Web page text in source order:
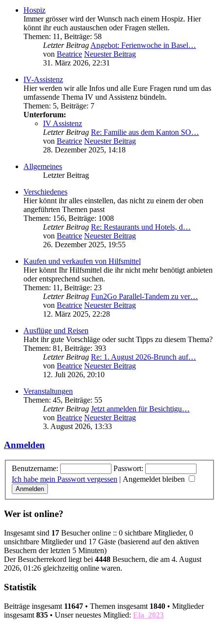
Hospiz
Immer grösser wird der Wunsch nach einem Hospiz. Hier
könnt ihr euch austauschen oder Fragen stellen.
Themen: 11 , Beiträge: 58
Letzter Beitrag Angebot: Ferienwoche in Basel…
von Beatrice Neuester Beitrag
31. März 2026, 22:31
IV-Assistenz
Hier werden wir alle Infos und alle Eure Fragen rund um das
umfassende Thema IV und Assistenz bündeln.
Themen: 5, Beiträge: 7
Unterforum:
IV Assistenz
Letzter Beitrag Re: Familie aus dem Kanton SO…
von Beatrice Neuester Beitrag
28. Dezember 2025, 14:18
Allgemeines
Letzter Beitrag
Verschiedenes
Hier könnt ihr alles einstellen, das nicht zu einem der oben
angeführten Themen passt
Themen: 156, Beiträge: 1008
Letzter Beitrag Re: Restaurants und Hotels, d…
von Beatrice Neuester Beitrag
26. Dezember 2025, 19:55
Kaufen und verkaufen von Hilfsmittel
Hier könnt Ihr Hilfsmittel die ihr nicht mehr benötigt anbieten
oder entsprechend suchen.
Themen: 11 , Beiträge: 23
Letzter Beitrag Fun2Go Parallel-Tandem zu ver…
von Beatrice Neuester Beitrag
12. März 2025, 22:28
Ausflüge und Reisen
Habt ihr gute Vorschläge oder sucht Tipps zu diesem Thema?
Themen: 81 , Beiträge: 393
Letzter Beitrag Re: 1. August 2026-Brunch auf…
von Beatrice Neuester Beitrag
12. Juli 2026, 20:10
Veranstaltungen
Themen: 45, Beiträge: 55
Letzter Beitrag Jetzt anmelden für Besichtigu…
von Beatrice Neuester Beitrag
3. August 2026, 13:33
Anmelden
Benutzername:
Passwort:
Ich habe mein Passwort vergessen | Angemeldet bleiben
Wer ist online?
Insgesamt sind 17 Besucher online :: 0 sichtbare Mitglieder, 0
unsichtbare Mitglieder und 17 Gäste (basierend auf den aktiven
Besuchern der letzten 5 Minuten)
Der Besucherrekord liegt bei 4448 Besuchern, die am 4. August
2026, 01:26 gleichzeitig online waren.
Statistik
Beiträge insgesamt 11647 • Themen insgesamt 1840 • Mitglieder
insgesamt 835 • Unser neuestes Mitglied: Ela_2023